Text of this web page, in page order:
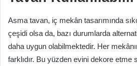
Asma tavan, iç mekân tasarımında
çeşidi olsa da, bazı durumlarda
daha uygun olabilmektedir. Her
farklıdır. Bu yüzden evini dekore etme